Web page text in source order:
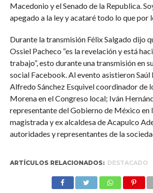
Macedonio y el Senado de la Republica.
apegado a la ley y acataré todo lo que por
Durante la transmisión Félix Salgado dijo
Ossiel Pacheco “es la revelación y está
trabajo”, esto durante una transmisión en
social Facebook. Al evento asistieron Saúl
Alfredo Sánchez Esquivel coordinador de
Morena en el Congreso local; Iván
representante del Gobierno de México en
magistrada y ex alcaldesa de Acapulco
autoridades y representantes de la
ARTÍCULOS RELACIONADOS: DESTACADO